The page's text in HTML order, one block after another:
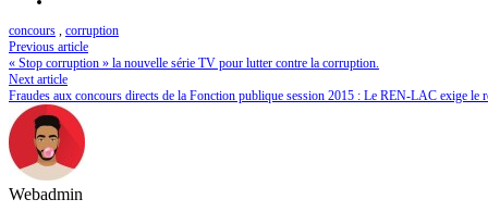
concours
corruption
Previous article
« Stop corruption » la nouvelle série TV pour lutter contre la corruption.
Next article
Fraudes aux concours directs de la Fonction publique session 2015 : Le REN-LAC exige le
Webadmin